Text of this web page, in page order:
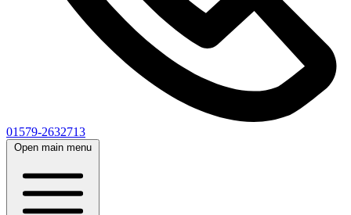
01579-2632713
Open main menu